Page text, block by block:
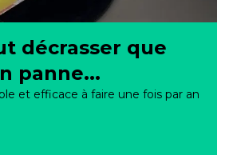
décrasser que
panne...
et efficace à faire une fois par an